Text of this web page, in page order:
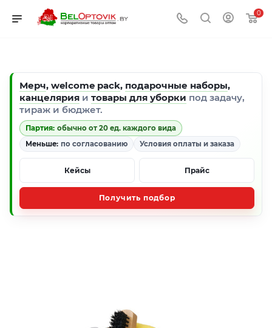
0
Мерч, welcome pack, подарочные наборы,
канцелярия и товары для уборки под задачу,
тираж и бюджет.
Партия: обычно от 20 ед. каждого вида
Меньше: по согласованию Условия оплаты и заказа
Кейсы Прайс
Получить подбор